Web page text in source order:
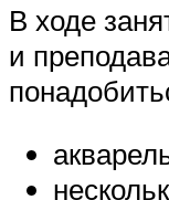
В ходе
и